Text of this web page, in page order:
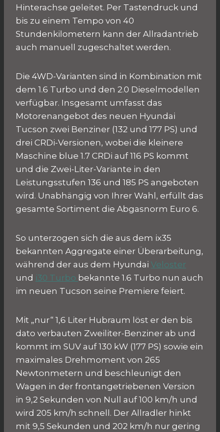
Hinterachse geleitet. Per Tastendruck und
bis zu einem Tempo von 40
Stundenkilometern kann der Allradantrieb
auch manuell zugeschaltet werden.
Die 4WD-Varianten sind in Kombination mit
dem 1.6 Turbo und den 2.0 Dieselmodellen
verfügbar. Insgesamt umfasst das
Motorenangebot des neuen Hyundai
Tucson zwei Benziner (132 und 177 PS) und
drei CRDi-Versionen, wobei die kleinere
Maschine blue 1.7 CRDi auf 116 PS kommt
und die Zwei-Liter-Variante in den
Leistungsstufen 136 und 185 PS angeboten
wird. Unabhängig von Ihrer Wahl, erfüllt das
gesamte Sortiment die Abgasnorm Euro 6.
So unterzogen sich die aus dem ix35
bekannten Aggregate einer Überarbeitung,
während der aus dem Hyundai Veloster
und i30 Turbo bekannte 1.6 Turbo nun auch
im neuen Tucson seine Premiere feiert.
Mit „nur“ 1,6 Liter Hubraum löst er den bis
dato verbauten Zweiliter-Benziner ab und
kommt im SUV auf 130 kW (177 PS) sowie ein
maximales Drehmoment von 265
Newtonmetern und beschleunigt den
Wagen in der frontangetriebenen Version
in 9,2 Sekunden von Null auf 100 km/h und
wird 205 km/h schnell. Der Allradler hinkt
mit 9,5 Sekunden und 202 km/h nur gering